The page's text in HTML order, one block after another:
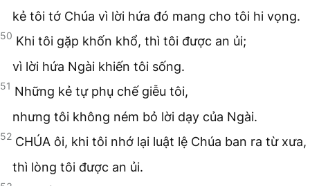
kẻ tôi tớ Chúa vì lời hứa đó mang cho tôi hi vọng.
50 Khi tôi gặp khốn khổ, thì tôi được an ủi;
vì lời hứa Ngài khiến tôi sống.
51 Những kẻ tự phụ chế giễu tôi,
nhưng tôi không ném bỏ lời dạy của Ngài.
52 CHÚA ôi, khi tôi nhớ lại luật lệ Chúa ban ra từ xưa,
thì lòng tôi được an ủi.